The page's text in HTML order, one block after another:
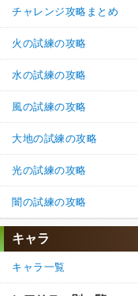
チャレンジ攻略まとめ
火の試練の攻略
水の試練の攻略
風の試練の攻略
大地の試練の攻略
光の試練の攻略
闇の試練の攻略
キャラ
キャラ一覧